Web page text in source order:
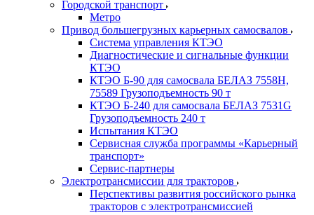
Городской транспорт
Метро
Привод большегрузных карьерных самосвалов
Система управления КТЭО
Диагностические и сигнальные функции
КТЭО
КТЭО Б-90 для самосвала БЕЛАЗ 7558H,
75589 Грузоподъемность 90 т
КТЭО Б-240 для самосвала БЕЛАЗ 7531G
Грузоподъемность 240 т
Испытания КТЭО
Сервисная служба программы «Карьерный
транспорт»
Сервис-партнеры
Электротрансмиссии для тракторов
Перспективы развития российского рынка
тракторов с электротрансмиссией